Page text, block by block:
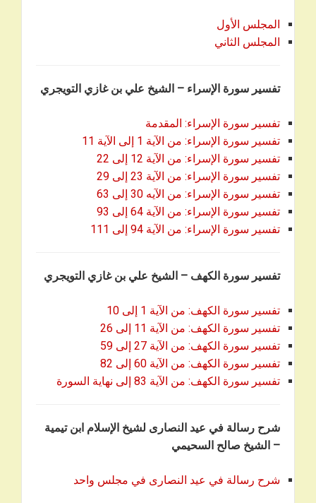
المجلس الأول
المجلس الثاني
تفسير سورة الإسراء – الشيخ علي بن غازي التويجري
تفسير سورة الإسراء: المقدمة
تفسير سورة الإسراء: من الآية 1 إلى الآية 11
تفسير سورة الإسراء: من الآية 12 إلى 22
تفسير سورة الإسراء: من الآية 23 إلى 29
تفسير سورة الإسراء: من الآيه 30 إلى 63
تفسير سورة الإسراء: من الآية 64 إلى 93
تفسير سورة الإسراء: من الآية 94 إلى 111
تفسير سورة الكهف – الشيخ علي بن غازي التويجري
تفسير سورة الكهف: من الآية 1 إلى 10
تفسير سورة الكهف: من الآية 11 إلى 26
تفسير سورة الكهف: من الآية 27 إلى 59
تفسير سورة الكهف: من الآية 60 إلى 82
تفسير سورة الكهف: من الآية 83 إلى نهاية السورة
شرح رسالة في عيد النصارى لشيخ الإسلام ابن تيمية
– الشيخ صالح السحيمي
شرح رسالة في عيد النصارى في مجلس واحد